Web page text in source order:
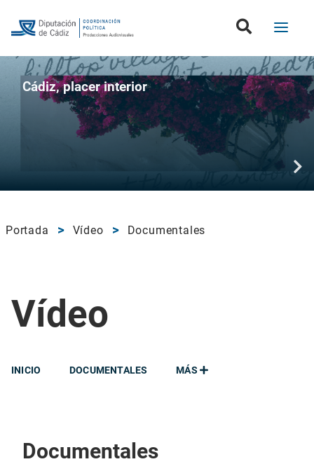
Cádiz, placer interior
Portada Vídeo Documentales
Vídeo
MÁS
INICIO DOCUMENTALES
Documentales